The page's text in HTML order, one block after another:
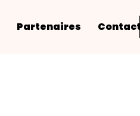
Partenaires Contact